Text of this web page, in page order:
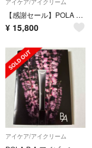
アイケア/アイクリーム
【感謝セール】POLA B.A最新アイゾーンクリーム 0.26g×100枚
¥ 15,800
アイケア/アイクリーム